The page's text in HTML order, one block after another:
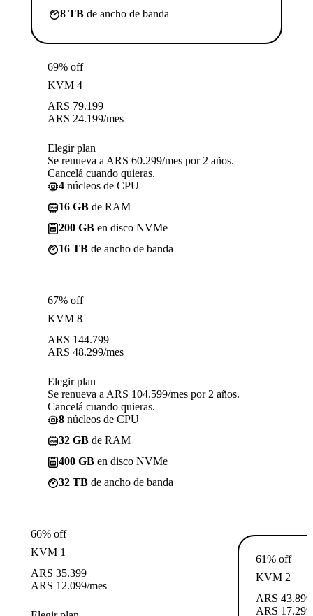
8 TB de ancho de banda
69% off
KVM 4
ARS 79.199
ARS 24.199/mes
Elegir plan
Se renueva a ARS 60.299/mes por 2 años.
Cancelá cuando quieras.
4 núcleos de CPU
16 GB de RAM
200 GB en disco NVMe
16 TB de ancho de banda
67% off
KVM 8
ARS 144.799
ARS 48.299/mes
Elegir plan
Se renueva a ARS 104.599/mes por 2 años.
Cancelá cuando quieras.
8 núcleos de CPU
32 GB de RAM
400 GB en disco NVMe
32 TB de ancho de banda
66% off
KVM 1
ARS 35.399
ARS 12.099/mes
61% off
KVM 2
ARS 43.899
ARS 17.299